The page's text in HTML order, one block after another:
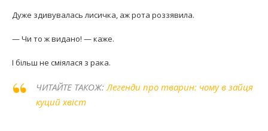
Дуже здивувалась лисичка, аж рота роззявила.
— Чи то ж видано! — каже.
І більш не сміялася з рака.
ЧИТАЙТЕ ТАКОЖ:Легенди про тварин: чому в зайця
куций хвіст